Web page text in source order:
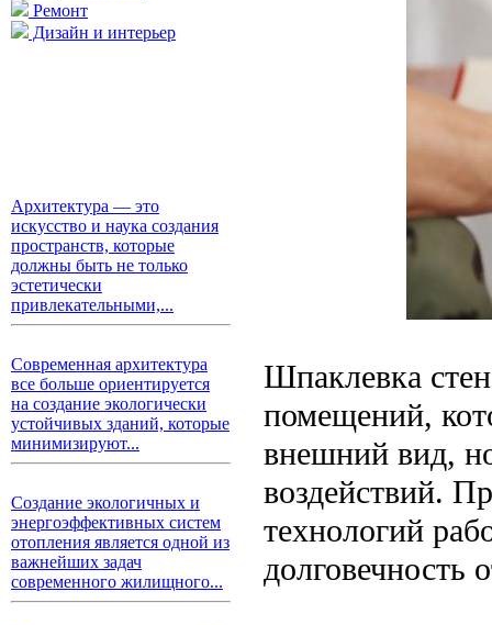
Ремонт
Дизайн и интерьер
Архитектура — это
искусство и наука создания
пространств, которые
должны быть не только
эстетически
привлекательными,...
Современная архитектура
все больше ориентируется
на создание экологически
устойчивых зданий, которые
минимизируют...
Создание экологичных и
энергоэффективных систем
отопления является одной из
важнейших задач
современного жилищного...
Шпаклевка
помещений,
внешний вид,
воздействий.
технологий
долговечность